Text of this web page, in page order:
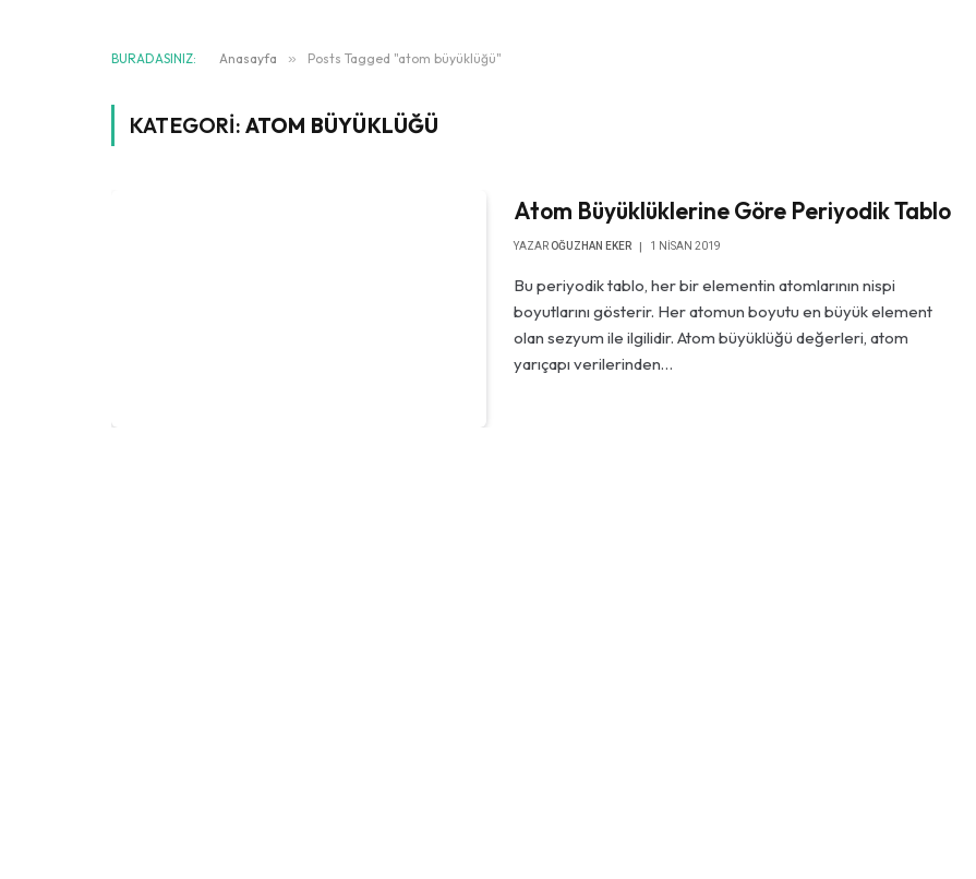
BURADASINIZ: Anasayfa » Posts Tagged "atom büyüklüğü"
KATEGORI: ATOM BÜYÜKLÜĞÜ
Atom Büyüklüklerine Göre Periyodik Tablo
YAZAR OĞUZHAN EKER 1 NISAN 2019
Bu periyodik tablo, her bir elementin atomlarının nispi
boyutlarını gösterir. Her atomun boyutu en büyük element
olan sezyum ile ilgilidir. Atom büyüklüğü değerleri, atom
yarıçapı verilerinden…